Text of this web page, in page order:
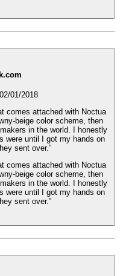
02/01/2018
comes attached with Noctua
beige color scheme, then
in the world. I honestly
were until I got my hands on
sent over.”
comes attached with Noctua
beige color scheme, then
in the world. I honestly
were until I got my hands on
sent over.”